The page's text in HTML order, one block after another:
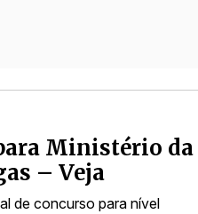
Ministério da
– Veja
de concurso para nível